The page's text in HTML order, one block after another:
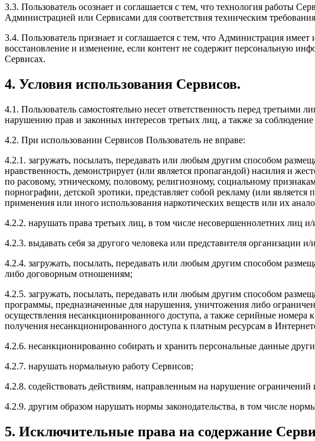
3.3. Пользователь осознает и соглашается с тем, что технология работы
Администрацией или Сервисами для соответствия техническим
3.4. Пользователь признает и соглашается с тем, что Администрация
восстановление и изменение, если контент не содержит персональную
Сервисах.
4. Условия использования Сервисов.
4.1. Пользователь самостоятельно несет ответственность перед
нарушению прав и законных интересов третьих лиц, а также за
4.2. При использовании Сервисов Пользователь не вправе:
4.2.1. загружать, посылать, передавать или любым другим способом
нравственность, демонстрирует (или является пропагандой) насилия и
по расовому, этническому, половому, религиозному, социальному
порнографии, детской эротики, представляет собой рекламу (или
применения или иного использования наркотических веществ или их
4.2.2. нарушать права третьих лиц, в том числе несовершеннолетних лиц
4.2.3. выдавать себя за другого человека или представителя организации
4.2.4. загружать, посылать, передавать или любым другим способом
либо договорным отношениям;
4.2.5. загружать, посылать, передавать или любым другим способом
программы, предназначенные для нарушения, уничтожения либо
осуществления несанкционированного доступа, а также серийные
получения несанкционированного доступа к платным ресурсам в
4.2.6. несанкционированно собирать и хранить персональные данные
4.2.7. нарушать нормальную работу Сервисов;
4.2.8. содействовать действиям, направленным на нарушение
4.2.9. другим образом нарушать нормы законодательства, в том числе
5. Исключительные права на содержание